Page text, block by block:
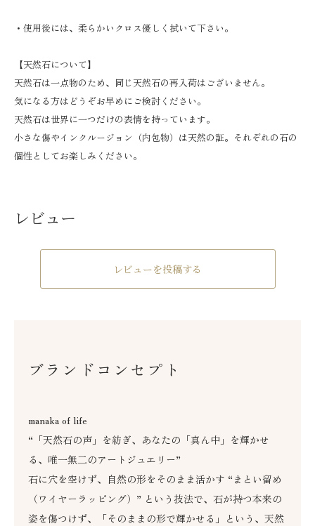
・使用後には、柔らかいクロス優しく拭いて下さい。
【天然石について】
天然石は一点物のため、同じ天然石の再入荷はございません。
気になる方はどうぞお早めにご検討ください。
天然石は世界に一つだけの表情を持っています。
小さな傷やインクルージョン（内包物）は天然の証。それぞれの石の
個性としてお楽しみください。
レビュー
レビューを投稿する
ブランドコンセプト
manaka of life
“「天然石の声」を紡ぎ、あなたの「真ん中」を輝かせ
る、唯一無二のアートジュエリー”
石に穴を空けず、自然の形をそのまま活かす “まとい留め
（ワイヤーラッピング）” という技法で、石が持つ本来の
姿を傷つけず、「そのままの形で輝かせる」という、天然